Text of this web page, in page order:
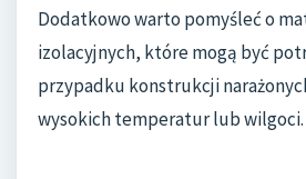
Dodatkowo warto pomyśleć o
izolacyjnych, które mogą być
przypadku konstrukcji
wysokich temperatur lub wilgoci.